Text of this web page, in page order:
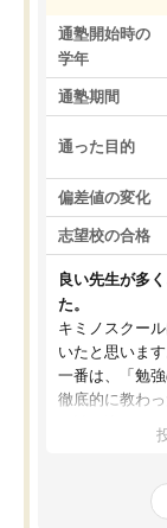
通塾開始時の
学年
通塾期間
通った目的
偏差値の変化
志望校の合格
良い先生が多
た。
キミノスクー
いたと思います
一番は、「勉
徹底的に教わ
を詰め込むの
慣が身につく
はなくなりま